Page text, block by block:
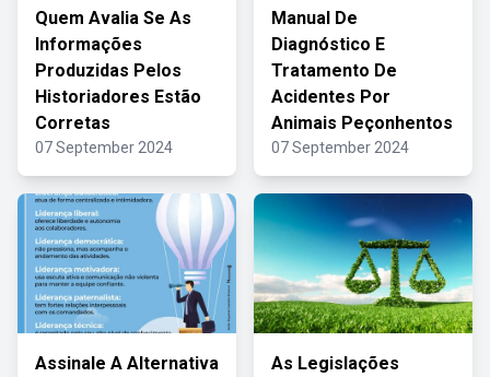
Quem Avalia Se As
Informações
Produzidas Pelos
Historiadores Estão
Corretas
07 September 2024
Manual De
Diagnóstico E
Tratamento De
Acidentes Por
Animais Peçonhentos
07 September 2024
Assinale A Alternativa
As Legislações